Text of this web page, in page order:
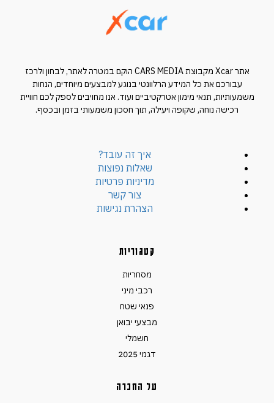
אתר Xcar מקבוצת CARS MEDIA הוקם במטרה לאתר, לבחון ולרכז
עבורכם את כל המידע הרלוונטי בנוגע למבצעים מיוחדים, הנחות
משמעותיות, תנאי מימון אטרקטיביים ועוד. אנו מחויבים לספק לכם חוויית
רכישה נוחה, שקופה ויעילה, תוך חסכון משמעותי בזמן ובכסף.
איך זה עובד?
שאלות נפוצות
מדיניות פרטיות
צור קשר
הצהרת נגישות
קטגוריות
מסחריות
רכבי מיני
פנאי שטח
מבצעי יבואן
חשמלי
דגמי 2025
על החברה